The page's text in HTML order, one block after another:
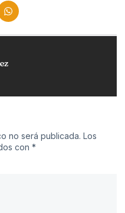
no será publicada. Los
con *